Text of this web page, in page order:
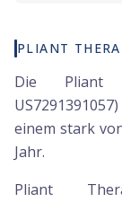
PLIANT
Die Pliant
einem stark
Jahr.
Pliant